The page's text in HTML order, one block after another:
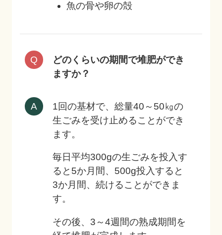
魚の骨や卵の殻
どのくらいの期間で堆肥ができ
ますか？
1回の基材で、総量40～50㎏の
生ごみを受け止めることができ
ます。
毎日平均300gの生ごみを投入す
ると5か月間、500g投入すると
3か月間、続けることができま
す。
その後、3～4週間の熟成期間を